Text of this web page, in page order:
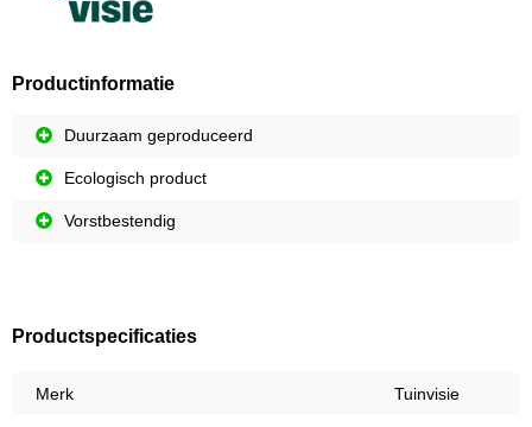
Productinformatie
Duurzaam geproduceerd
Ecologisch product
Vorstbestendig
Productspecificaties
Merk Tuinvisie